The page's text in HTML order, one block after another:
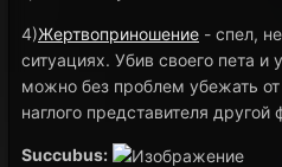
4)Жертвоприношение - спел,
ситуациях. Убив своего пета
можно без проблем убежать
наглого представителя другой
Succubus: